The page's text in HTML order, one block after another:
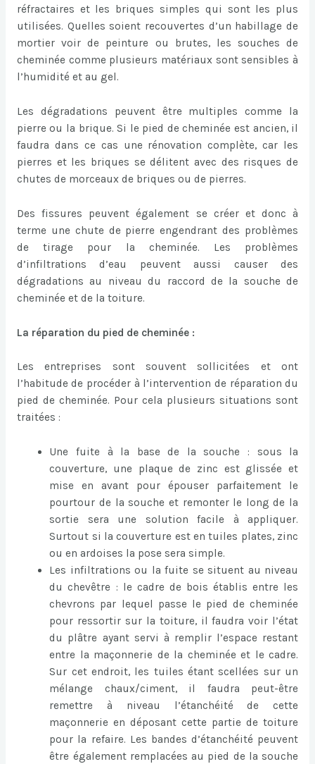
réfractaires et les briques simples qui sont les plus
utilisées. Quelles soient recouvertes d’un habillage de
mortier voir de peinture ou brutes, les souches de
cheminée comme plusieurs matériaux sont sensibles à
l’humidité et au gel.
Les dégradations peuvent être multiples comme la
pierre ou la brique. Si le pied de cheminée est ancien, il
faudra dans ce cas une rénovation complète, car les
pierres et les briques se délitent avec des risques de
chutes de morceaux de briques ou de pierres.
Des fissures peuvent également se créer et donc à
terme une chute de pierre engendrant des problèmes
de tirage pour la cheminée. Les problèmes
d’infiltrations d’eau peuvent aussi causer des
dégradations au niveau du raccord de la souche de
cheminée et de la toiture.
La réparation du pied de cheminée :
Les entreprises sont souvent sollicitées et ont
l’habitude de procéder à l’intervention de réparation du
pied de cheminée. Pour cela plusieurs situations sont
traitées :
Une fuite à la base de la souche : sous la
couverture, une plaque de zinc est glissée et
mise en avant pour épouser parfaitement le
pourtour de la souche et remonter le long de la
sortie sera une solution facile à appliquer.
Surtout si la couverture est en tuiles plates, zinc
ou en ardoises la pose sera simple.
Les infiltrations ou la fuite se situent au niveau
du chevêtre : le cadre de bois établis entre les
chevrons par lequel passe le pied de cheminée
pour ressortir sur la toiture, il faudra voir l’état
du plâtre ayant servi à remplir l’espace restant
entre la maçonnerie de la cheminée et le cadre.
Sur cet endroit, les tuiles étant scellées sur un
mélange chaux/ciment, il faudra peut-être
remettre à niveau l’étanchéité de cette
maçonnerie en déposant cette partie de toiture
pour la refaire. Les bandes d’étanchéité peuvent
être également remplacées au pied de la souche